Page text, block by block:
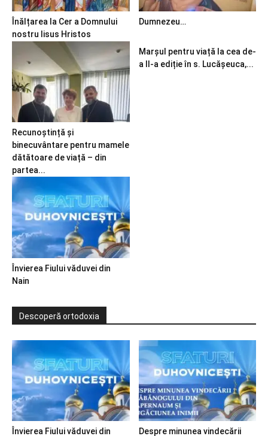
Înălțarea la Cer a Domnului
nostru Iisus Hristos
Dumnezeu…
Recunoștință și
binecuvântare pentru mamele
dătătoare de viață – din
partea...
Marșul pentru viață la cea de-
a II-a ediție în s. Lucășeuca,...
Învierea Fiului văduvei din
Nain
Descoperă ortodoxia
Învierea Fiului văduvei din Despre minunea vindecării